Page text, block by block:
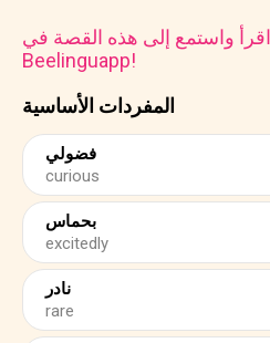
المفردات الأساسية
فضولي
curious
بحماس
excitedly
نادر
rare
اقرأ واستمع إلى هذه القصة في
Beelinguapp!